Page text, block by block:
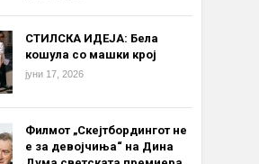
СТИЛСКА ИДЕЈА: Бела
кошула со машки крој
јуни 17, 2026
Филмот „Скејтбордингот не
е за девојчиња“ на Дина